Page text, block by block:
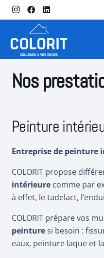
Nos
Peinture
Entreprise de peinture
COLORIT propose
intérieure comme par
à effet, le tadelact,
COLORIT prépare vos
peinturesi besoin :
eaux, peinture laque et